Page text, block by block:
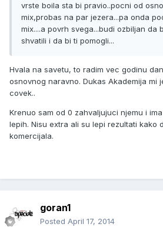
vrste boila sta bi pravio..pocni od
mix,probas na par jezera...pa onda
mix....a povrh svega...budi ozbiljan da
shvatili i da bi ti pomogli...
Hvala na savetu, to radim vec godinu
osnovnog naravno. Dukas Akademija mi
covek..
Krenuo sam od 0 zahvaljujuci njemu i
lepih. Nisu extra ali su lepi rezultati kako
komercijala.
goran1
Posted April 17, 2014